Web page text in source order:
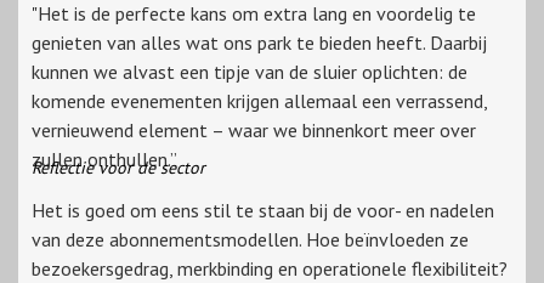
"Het is de perfecte kans om extra lang en voordelig te
genieten van alles wat ons park te bieden heeft. Daarbij
kunnen we alvast een tipje van de sluier oplichten: de
komende evenementen krijgen allemaal een verrassend,
vernieuwend element – waar we binnenkort meer over
zullen onthullen.”
Reflectie voor de sector
Het is goed om eens stil te staan bij de voor- en nadelen
van deze abonnementsmodellen. Hoe beïnvloeden ze
bezoekersgedrag, merkbinding en operationele flexibiliteit?